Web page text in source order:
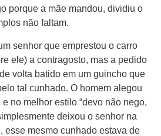
porque a mãe mandou, dividiu o
não faltam.
senhor que emprestou o carro
ele) a contragosto, mas a pedido
volta batido em um guincho que
tal cunhado. O homem alegou
no melhor estilo “devo não nego,
deixou o senhor na
esse mesmo cunhado estava de